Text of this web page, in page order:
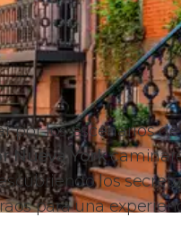
por los escenarios
Nueva York
los
para una